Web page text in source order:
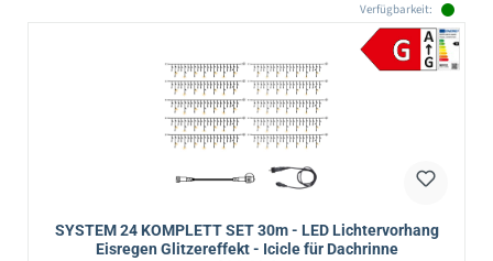
Verfügbarkeit:
SYSTEM 24 KOMPLETT SET 30m - LED Lichtervorhang
Eisregen Glitzereffekt - Icicle für Dachrinne